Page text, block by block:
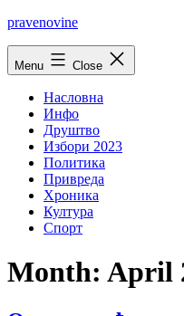
Skip
pravenovine
Menu Close
Насловна
Инфо
Друштво
Избори 2023
Политика
Привреда
Хроника
Култура
Спорт
Month: April